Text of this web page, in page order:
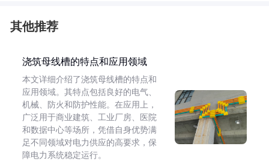
其他推荐
浇筑母线槽的特点和应用领域
本文详细介绍了浇筑母线槽的特点和
应用领域。其特点包括良好的电气、
机械、防火和防护性能。在应用上，
广泛用于商业建筑、工业厂房、医院
和数据中心等场所，凭借自身优势满
足不同领域对电力供应的高要求，保
障电力系统稳定运行。